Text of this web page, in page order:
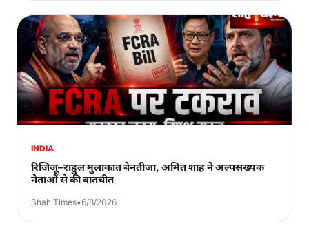
INDIA
रिजिजू–राहुल मुलाकात बेनतीजा, अमित शाह ने अल्पसंख्यक
नेताओं से की बातचीत
Shah Times•6/8/2026